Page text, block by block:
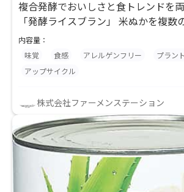
複合発酵でおいしさと食トレンドを
「発酵ライスブラン」 米ぬかを複数
せた天然由来の食品原料です。 ラク
する複雑な発酵代謝産物が、味・香
からおいしさを底上げします。 菓子
果があります。
内容量：
味覚
食感 アレルゲンフリー
プラン
アップサイクル
株式会社ファーメンステーション